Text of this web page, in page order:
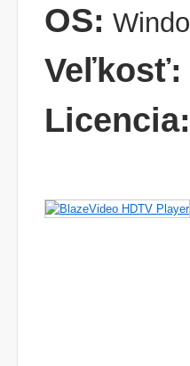
OS:
Veľkosť:
Licencia: